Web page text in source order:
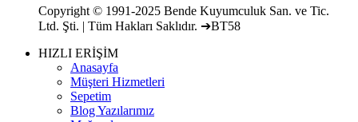
Copyright © 1991-2025 Bende Kuyumculuk San. ve Tic.
Ltd. Şti. | Tüm Hakları Saklıdır. ➔BT58
HIZLI ERİŞİM
Anasayfa
Müşteri Hizmetleri
Sepetim
Blog Yazılarımız